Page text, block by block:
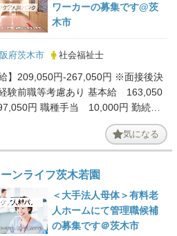
ワーカーの募集です@茨
木市
府茨木市 社会福祉士
給】209,050円-267,050円 ※面接後決
験前職等考慮あり 基本給 163,050
円 職種手当 10,000円 勤続調
気になる
ンライフ茨木若園
＜大手法人母体＞有料老
人ホームにて管理職候補
の募集です＠茨木市